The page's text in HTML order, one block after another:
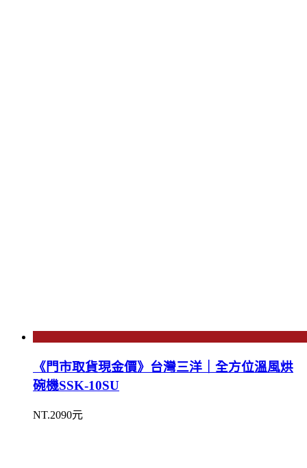
《門市取貨現金價》台灣三洋｜全方位溫風烘
碗機SSK-10SU
NT.2090元